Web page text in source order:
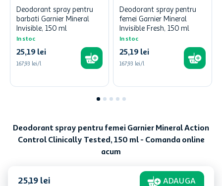
Deodorant spray pentru
barbati Garnier Mineral
Invisible, 150 ml
In stoc
25,19 lei
167,93 lei/l
Deodorant spray pentru
femei Garnier Mineral
Invisible Fresh, 150 ml
In stoc
25,19 lei
167,93 lei/l
Deodorant spray pentru femei Garnier Mineral Action
Control Clinically Tested, 150 ml - Comanda online
acum
25,19 lei ADAUGA